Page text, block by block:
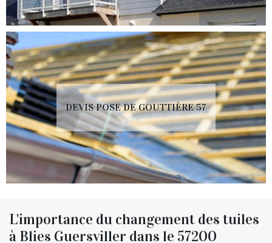
DEVIS POSE DE GOUTTIÈRE 57
L'importance du changement des tuiles
à Blies Guersviller dans le 57200